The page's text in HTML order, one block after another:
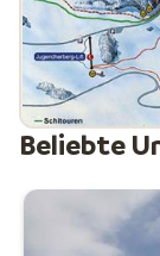
Beliebte